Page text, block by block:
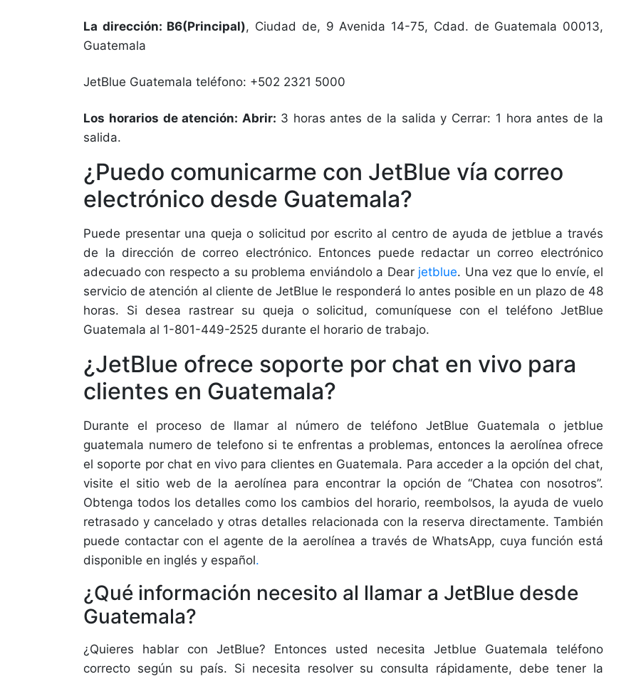
La dirección: B6(Principal), Ciudad de, 9 Avenida 14-75, Cdad. de Guatemala 00013,
Guatemala
JetBlue Guatemala teléfono: +502 2321 5000
Los horarios de atención: Abrir: 3 horas antes de la salida y Cerrar: 1 hora antes de la
salida.
¿Puedo comunicarme con JetBlue vía correo
electrónico desde Guatemala?
Puede presentar una queja o solicitud por escrito al centro de ayuda de jetblue a través
de la dirección de correo electrónico. Entonces puede redactar un correo electrónico
adecuado con respecto a su problema enviándolo a Dear jetblue. Una vez que lo envíe, el
servicio de atención al cliente de JetBlue le responderá lo antes posible en un plazo de 48
horas. Si desea rastrear su queja o solicitud, comuníquese con el teléfono JetBlue
Guatemala al 1-801-449-2525 durante el horario de trabajo.
¿JetBlue ofrece soporte por chat en vivo para
clientes en Guatemala?
Durante el proceso de llamar al número de teléfono JetBlue Guatemala o jetblue
guatemala numero de telefono si te enfrentas a problemas, entonces la aerolínea ofrece
el soporte por chat en vivo para clientes en Guatemala. Para acceder a la opción del chat,
visite el sitio web de la aerolínea para encontrar la opción de “Chatea con nosotros”.
Obtenga todos los detalles como los cambios del horario, reembolsos, la ayuda de vuelo
retrasado y cancelado y otras detalles relacionada con la reserva directamente. También
puede contactar con el agente de la aerolínea a través de WhatsApp, cuya función está
disponible en inglés y español.
¿Qué información necesito al llamar a JetBlue desde
Guatemala?
¿Quieres hablar con JetBlue? Entonces usted necesita Jetblue Guatemala teléfono
correcto según su país. Si necesita resolver su consulta rápidamente, debe tener la